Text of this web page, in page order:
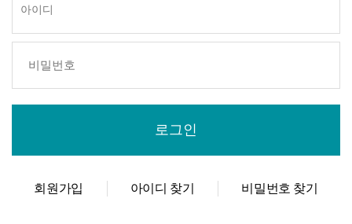
회원가입 아이디 찾기 비밀번호 찾기